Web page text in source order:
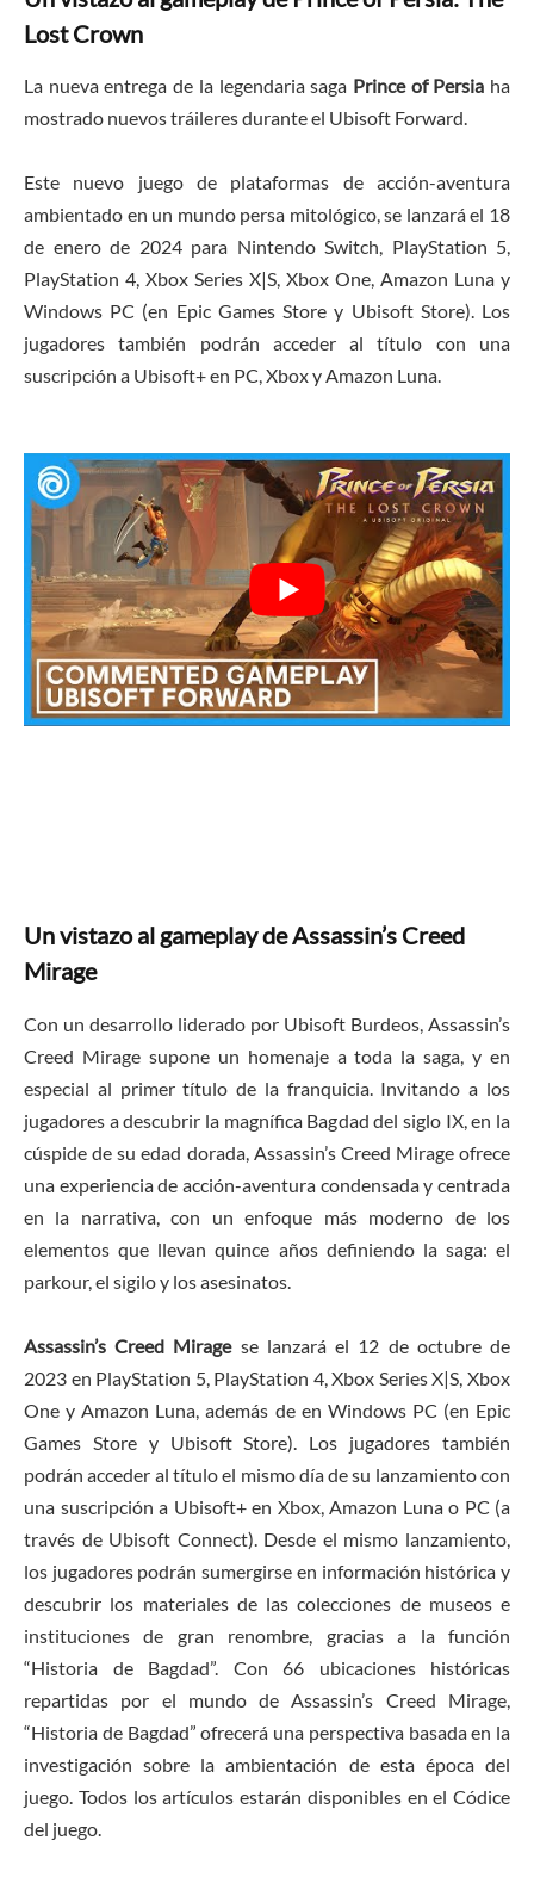
Lost Crown
La nueva entrega de la legendaria saga Prince of Persia ha
mostrado nuevos tráileres durante el Ubisoft Forward.
Este nuevo juego de plataformas de acción-aventura
ambientado en un mundo persa mitológico, se lanzará el 18
de enero de 2024 para Nintendo Switch, PlayStation 5,
PlayStation 4, Xbox Series X|S, Xbox One, Amazon Luna y
Windows PC (en Epic Games Store y Ubisoft Store). Los
jugadores también podrán acceder al título con una
suscripción a Ubisoft+ en PC, Xbox y Amazon Luna.
Un vistazo al gameplay de Assassin’s Creed
Mirage
Con un desarrollo liderado por Ubisoft Burdeos, Assassin’s
Creed Mirage supone un homenaje a toda la saga, y en
especial al primer título de la franquicia. Invitando a los
jugadores a descubrir la magnífica Bagdad del siglo IX, en la
cúspide de su edad dorada, Assassin’s Creed Mirage ofrece
una experiencia de acción-aventura condensada y centrada
en la narrativa, con un enfoque más moderno de los
elementos que llevan quince años definiendo la saga: el
parkour, el sigilo y los asesinatos.
Assassin’s Creed Miragese lanzará el 12 de octubre de
2023 en PlayStation 5, PlayStation 4, Xbox Series X|S, Xbox
One y Amazon Luna, además de en Windows PC (en Epic
Games Store y Ubisoft Store). Los jugadores también
podrán acceder al título el mismo día de su lanzamiento con
una suscripción a Ubisoft+ en Xbox, Amazon Luna o PC (a
través de Ubisoft Connect). Desde el mismo lanzamiento,
los jugadores podrán sumergirse en información histórica y
descubrir los materiales de las colecciones de museos e
instituciones de gran renombre, gracias a la función
“Historia de Bagdad”. Con 66 ubicaciones históricas
repartidas por el mundo de Assassin’s Creed Mirage,
“Historia de Bagdad” ofrecerá una perspectiva basada en la
investigación sobre la ambientación de esta época del
juego. Todos los artículos estarán disponibles en el Códice
del juego.